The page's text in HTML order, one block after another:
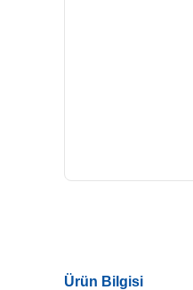
Ürün Bilgisi